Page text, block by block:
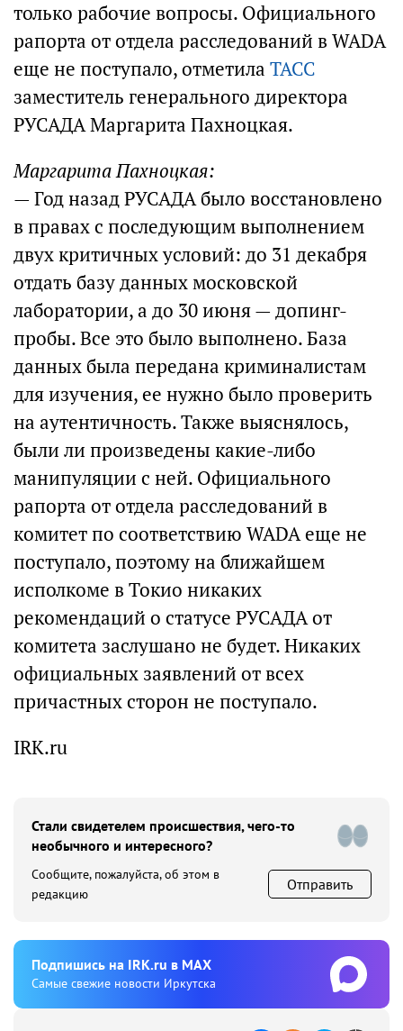
только рабочие вопросы. Официального
рапорта от отдела расследований в WADA
еще не поступало, отметила ТАСС
заместитель генерального директора
РУСАДА Маргарита Пахноцкая.
Маргарита Пахноцкая:
— Год назад РУСАДА было восстановлено
в правах с последующим выполнением
двух критичных условий: до 31 декабря
отдать базу данных московской
лаборатории, а до 30 июня — допинг-
пробы. Все это было выполнено. База
данных была передана криминалистам
для изучения, ее нужно было проверить
на аутентичность. Также выяснялось,
были ли произведены какие-либо
манипуляции с ней. Официального
рапорта от отдела расследований в
комитет по соответствию WADA еще не
поступало, поэтому на ближайшем
исполкоме в Токио никаких
рекомендаций о статусе РУСАДА от
комитета заслушано не будет. Никаких
официальных заявлений от всех
причастных сторон не поступало.
IRK.ru
Стали свидетелем происшествия, чего-то
необычного и интересного?
Сообщите, пожалуйста, об этом в
редакцию
Отправить
Подпишиcь на IRK.ru в MAX
Cамые свежие новости Иркутска